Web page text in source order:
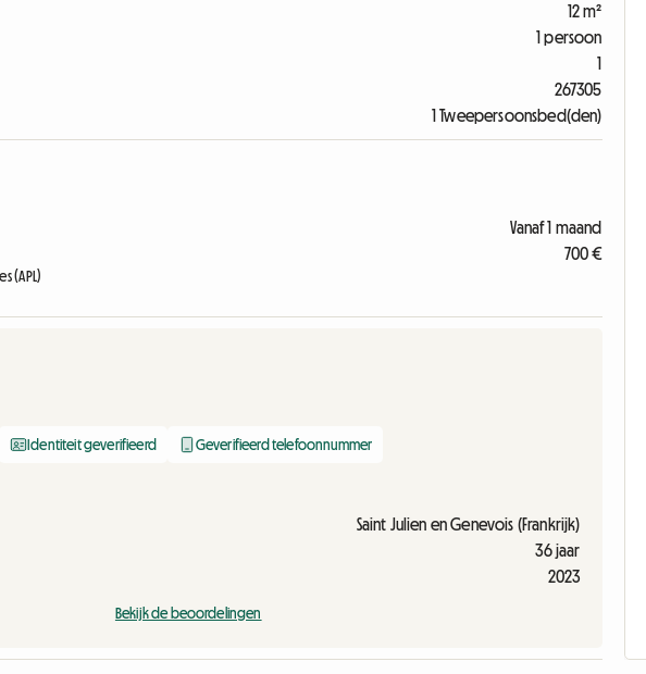
12 m²
1 persoon
1
267305
1 Tweepersoonsbed(den)
Vanaf 1 maand
700 €
(APL)
Identiteit geverifieerd Geverifieerd telefoonnummer
Saint Julien en Genevois (Frankrijk)
36 jaar
2023
Bekijk de beoordelingen